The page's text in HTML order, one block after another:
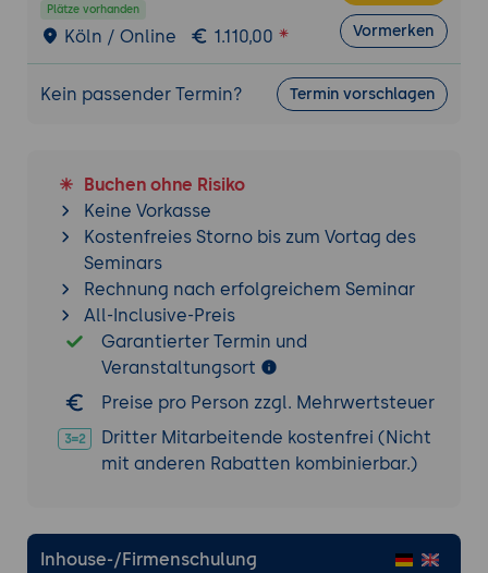
Plätze vorhanden
Köln / Online 1.110,00 Vormerken
Kein passender Termin? Termin vorschlagen
Buchen ohne Risiko
Keine Vorkasse
Kostenfreies Storno bis zum Vortag des
Seminars
Rechnung nach erfolgreichem Seminar
All-Inclusive-Preis
Garantierter Termin und
Veranstaltungsort
Preise pro Person zzgl. Mehrwertsteuer
Dritter Mitarbeitende kostenfrei (Nicht
mit anderen Rabatten kombinierbar.)
Inhouse-/Firmenschulung